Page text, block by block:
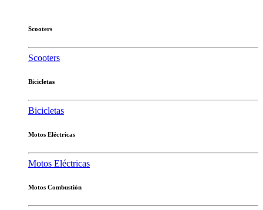
Scooters
Scooters
Bicicletas
Bicicletas
Motos Eléctricas
Motos Eléctricas
Motos Combustión